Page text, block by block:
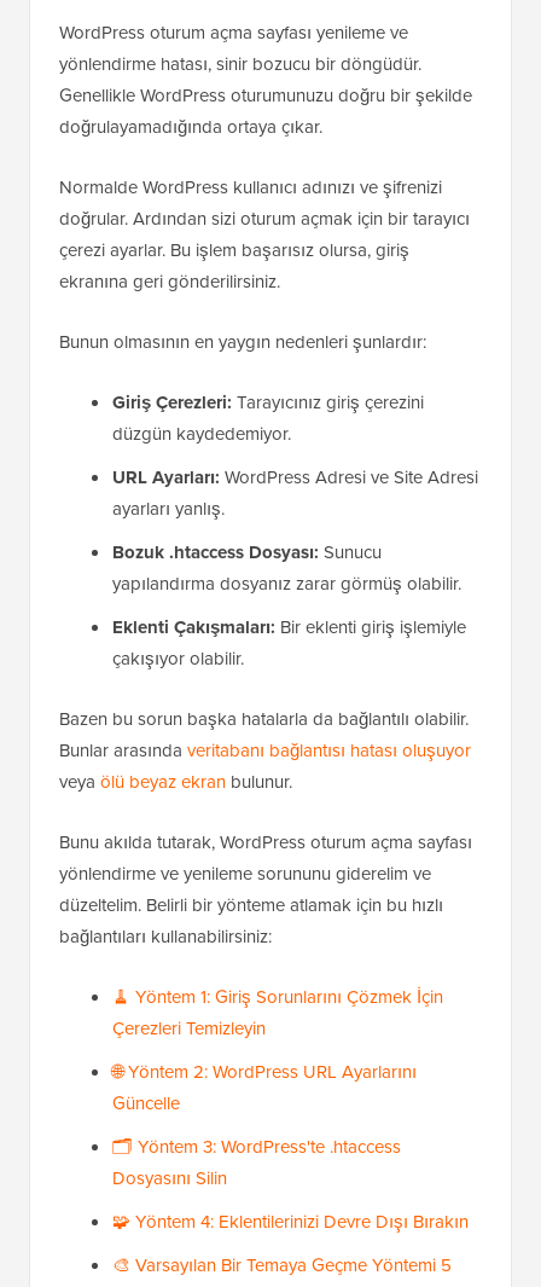
WordPress oturum açma sayfası yenileme ve
yönlendirme hatası, sinir bozucu bir döngüdür.
Genellikle WordPress oturumunuzu doğru bir şekilde
doğrulayamadığında ortaya çıkar.
Normalde WordPress kullanıcı adınızı ve şifrenizi
doğrular. Ardından sizi oturum açmak için bir tarayıcı
çerezi ayarlar. Bu işlem başarısız olursa, giriş
ekranına geri gönderilirsiniz.
Bunun olmasının en yaygın nedenleri şunlardır:
Giriş Çerezleri: Tarayıcınız giriş çerezini
düzgün kaydedemiyor.
URL Ayarları: WordPress Adresi ve Site Adresi
ayarları yanlış.
Bozuk .htaccess Dosyası: Sunucu
yapılandırma dosyanız zarar görmüş olabilir.
Eklenti Çakışmaları: Bir eklenti giriş işlemiyle
çakışıyor olabilir.
Bazen bu sorun başka hatalarla da bağlantılı olabilir.
Bunlar arasında veritabanı bağlantısı hatası oluşuyor
veya ölü beyaz ekran bulunur.
Bunu akılda tutarak, WordPress oturum açma sayfası
yönlendirme ve yenileme sorununu giderelim ve
düzeltelim. Belirli bir yönteme atlamak için bu hızlı
bağlantıları kullanabilirsiniz:
🧹 Yöntem 1: Giriş Sorunlarını Çözmek İçin
Çerezleri Temizleyin
🌐 Yöntem 2: WordPress URL Ayarlarını
Güncelle
🗂️ Yöntem 3: WordPress'te .htaccess
Dosyasını Silin
🧩 Yöntem 4: Eklentilerinizi Devre Dışı Bırakın
🎨 Varsayılan Bir Temaya Geçme Yöntemi 5